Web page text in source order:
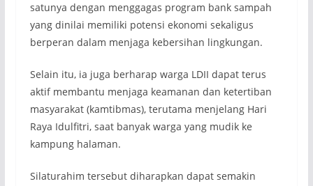
satunya dengan menggagas program bank sampah
yang dinilai memiliki potensi ekonomi sekaligus
berperan dalam menjaga kebersihan lingkungan.
Selain itu, ia juga berharap warga LDII dapat terus
aktif membantu menjaga keamanan dan ketertiban
masyarakat (kamtibmas), terutama menjelang Hari
Raya Idulfitri, saat banyak warga yang mudik ke
kampung halaman.
Silaturahim tersebut diharapkan dapat semakin